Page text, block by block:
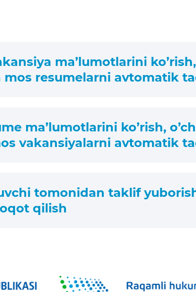
ma’lumotlarini
mos resumelarni avtomatik
ma’lumotlarini ko’rish,
vakansiyalarni avtomatik
tomonidan taklif
qilish